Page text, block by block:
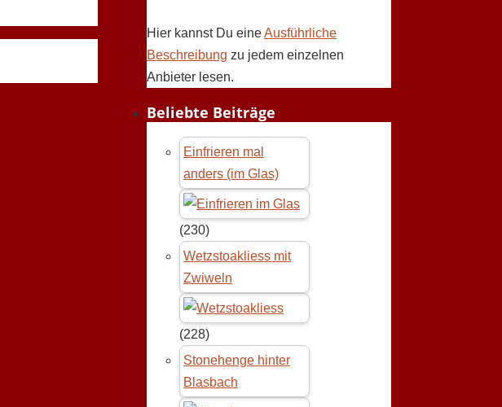
Hier kannst Du eineAusführliche
Beschreibung zu jedem einzelnen
Anbieter lesen.
Beliebte Beiträge
Einfrieren mal
anders (im Glas)
(230)
Wetzstoakliess mit
Zwiweln
(228)
Stonehenge hinter
Blasbach